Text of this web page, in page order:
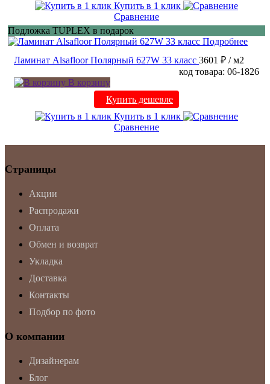
Купить в 1 клик
Сравнение
Подложка TUPLEX в подарок
Подробнее
Ламинат Alsafloor Полярный 627W 33 класс 3601 ₽ / м2
код товара: 06-1826
В корзину
Купить дешевле
Купить в 1 клик
Сравнение
Страницы
Акции
Распродажи
Оплата
Обмен и возврат
Укладка
Доставка
Контакты
Подбор по фото
О компании
Дизайнерам
Блог